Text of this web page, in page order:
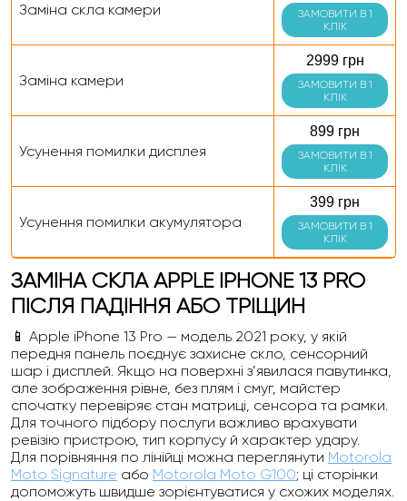
Заміна скла камери
ЗАМОВИТИ В 1
КЛІК
Заміна камери
2999 грн
ЗАМОВИТИ В 1
КЛІК
Усунення помилки дисплея
899 грн
ЗАМОВИТИ В 1
КЛІК
Усунення помилки акумулятора
399 грн
ЗАМОВИТИ В 1
КЛІК
ЗАМІНА СКЛА APPLE IPHONE 13 PRO
ПІСЛЯ ПАДІННЯ АБО ТРІЩИН
📱 Apple iPhone 13 Pro — модель 2021 року, у якій
передня панель поєднує захисне скло, сенсорний
шар і дисплей. Якщо на поверхні з’явилася павутинка,
але зображення рівне, без плям і смуг, майстер
спочатку перевіряє стан матриці, сенсора та рамки.
Для точного підбору послуги важливо врахувати
ревізію пристрою, тип корпусу й характер удару.
Для порівняння по лінійці можна переглянути Motorola
Moto Signature або Motorola Moto G100; ці сторінки
допоможуть швидше зорієнтуватися у схожих моделях.